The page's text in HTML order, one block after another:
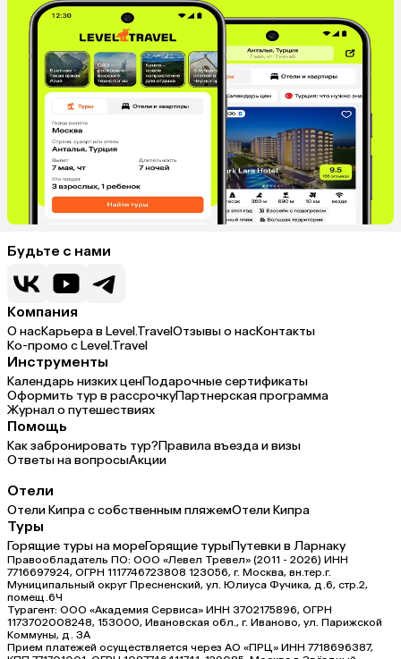
Будьте с нами
Компания
О насКарьера в Level.TravelОтзывы о насКонтакты
Ко-промо с Level.Travel
Инструменты
Календарь низких ценПодарочные сертификаты
Оформить тур в рассрочкуПартнерская программа
Журнал о путешествиях
Помощь
Как забронировать тур?Правила въезда и визы
Ответы на вопросыАкции
Отели
Отели Кипра с собственным пляжемОтели Кипра
Туры
Горящие туры на мореГорящие турыПутевки в Ларнаку
Правообладатель ПО: ООО «Левел Тревел» (2011 - 2026) ИНН
7716697924, ОГРН 1117746723808 123056, г. Москва, вн.тер.г.
Муниципальный округ Пресненский, ул. Юлиуса Фучика, д.6, стр.2,
помещ.6Ч
Турагент: ООО «Академия Сервиса» ИНН 3702175896, ОГРН
1173702008248, 153000, Ивановская обл., г. Иваново, ул. Парижской
Коммуны, д. ЗА
Прием платежей осуществляется через АО «ПРЦ» ИНН 7718696387,